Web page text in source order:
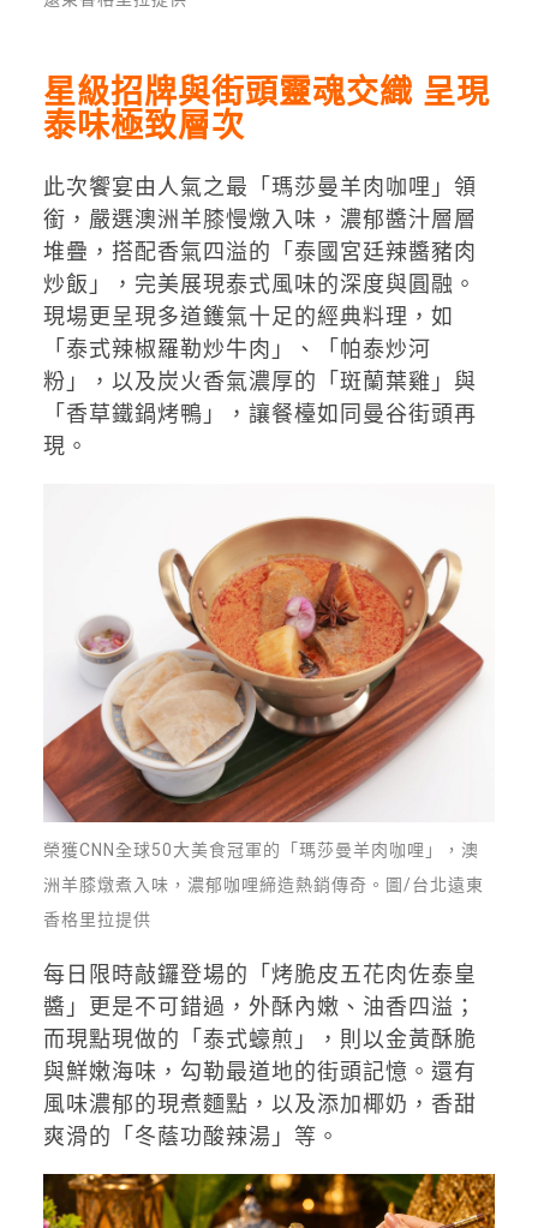
星級招牌與街頭靈魂交織 呈現
泰味極致層次
此次饗宴由人氣之最「瑪莎曼羊肉咖哩」領
銜，嚴選澳洲羊膝慢燉入味，濃郁醬汁層層
堆疊，搭配香氣四溢的「泰國宮廷辣醬豬肉
炒飯」，完美展現泰式風味的深度與圓融。
現場更呈現多道鑊氣十足的經典料理，如
「泰式辣椒羅勒炒牛肉」、「帕泰炒河
粉」，以及炭火香氣濃厚的「斑蘭葉雞」與
「香草鐵鍋烤鴨」，讓餐檯如同曼谷街頭再
現。
榮獲CNN全球50大美食冠軍的「瑪莎曼羊肉咖哩」，澳
洲羊膝燉煮入味，濃郁咖哩締造熱銷傳奇。圖/台北遠東
香格里拉提供
每日限時敲鑼登場的「烤脆皮五花肉佐泰皇
醬」更是不可錯過，外酥內嫩、油香四溢；
而現點現做的「泰式蠔煎」，則以金黃酥脆
與鮮嫩海味，勾勒最道地的街頭記憶。還有
風味濃郁的現煮麵點，以及添加椰奶，香甜
爽滑的「冬蔭功酸辣湯」等。